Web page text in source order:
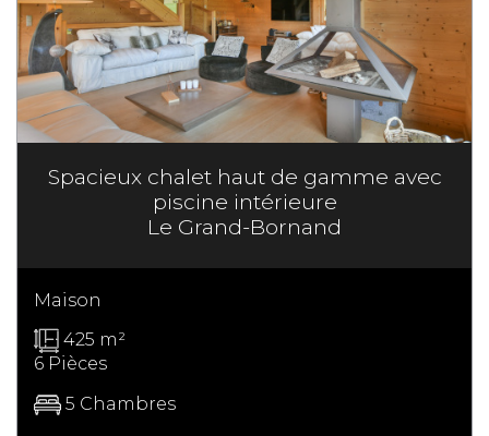
Spacieux chalet haut de gamme avec
piscine intérieure
Le Grand-Bornand
Maison
425 m²
6 Pièces
5 Chambres